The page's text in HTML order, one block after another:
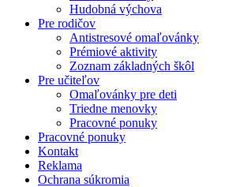
Hudobná výchova
Pre rodičov
Antistresové omaľovánky
Prémiové aktivity
Zoznam základných škôl
Pre učiteľov
Omaľovánky pre deti
Triedne menovky
Pracovné ponuky
Pracovné ponuky
Kontakt
Reklama
Ochrana súkromia